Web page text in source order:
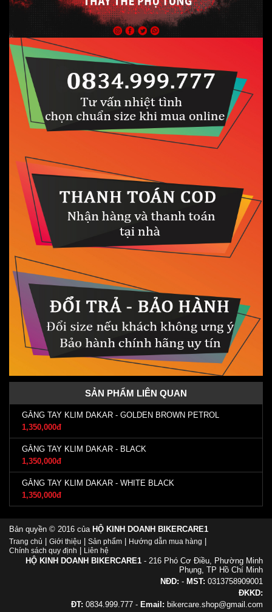
SẢN PHẨM LIÊN QUAN
GĂNG TAY KLIM DAKAR - GOLDEN BROWN PETROL
1,350,000đ
GĂNG TAY KLIM DAKAR - BLACK
1,350,000đ
GĂNG TAY KLIM DAKAR - WHITE BLACK
1,350,000đ
Bản quyền © 2016 của HỘ KINH DOANH BIKERCARE1
Trang chủ Giới thiệu Sản phẩm Hướng dẫn mua hàng
Chính sách quy định Liên hệ
HỘ KINH DOANH BIKERCARE1 - 216 Phó Cơ Điều, Phường Minh
Phụng, TP Hồ Chí Minh
NĐD: - MST: 0313758909001
ĐKKD:
ĐT: 0834.999.777 - Email: bikercare.shop@gmail.com